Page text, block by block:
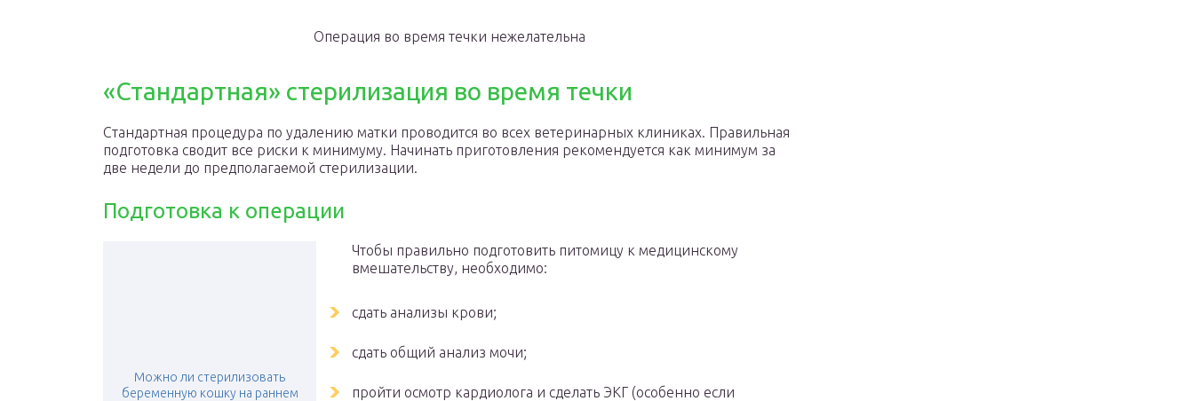
Операция во время течки нежелательна
«Стандартная» стерилизация во время течки
Стандартная процедура по удалению матки проводится во всех ветеринарных клиниках. Правильная
подготовка сводит все риски к минимуму. Начинать приготовления рекомендуется как минимум за
две недели до предполагаемой стерилизации.
Подготовка к операции
Можно ли стерилизовать
беременную кошку на раннем
Чтобы правильно подготовить питомицу к медицинскому
вмешательству, необходимо:
сдать анализы крови;
сдать общий анализ мочи;
пройти осмотр кардиолога и сделать ЭКГ (особенно если